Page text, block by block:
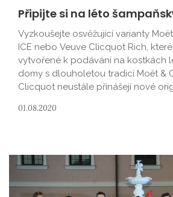
Připijte si na léto
Vyzkoušejte osvěžující varianty
ICE nebo Veuve Clicquot Rich,
vytvořené k podávání na kostkách
domy s dlouholetou tradicí Moët &
Clicquot neustále přinášejí nové
01.08.2020